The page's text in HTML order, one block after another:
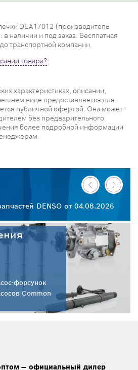
DEA17012 (производитель
наличии и под заказ. Бесплатная
транспортной компании.
товара?
характеристиках, описании,
виде предоставляется для
публичной офертой. Она может
без предварительного
более подробной информации
DENSO от 04.08.2026
форсунок
Common
— официальный дилер